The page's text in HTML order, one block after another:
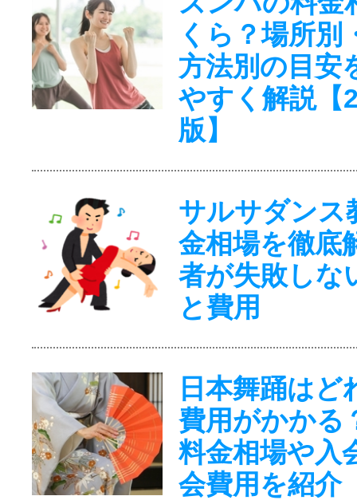
くら？場所別
方法別の目安
やすく解説【
版】
サルサダンス
金相場を徹底
者が失敗しな
と費用
日本舞踊はど
費用がかかる
料金相場や入
会費用を紹介